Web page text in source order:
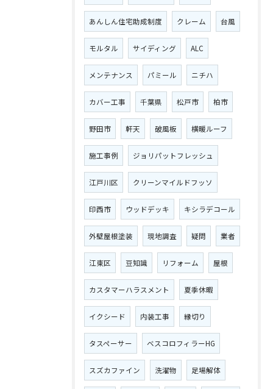
あんしん住宅助成制度 クレーム 台風
モルタル サイディング ALC
メンテナンス パミール ニチハ
カバー工事 千葉県 松戸市 柏市
野田市 軒天 破風板 横暖ルーフ
施工事例 ジョリパットフレッシュ
江戸川区 クリーンマイルドフッソ
印西市 ウッドデッキ キシラデコール
外壁屋根塗装 現地調査 疑問 業者
江東区 豆知識 リフォーム 屋根
カスタマーハラスメント 夏季休暇
イクシード 内装工事 縁切り
タスペーサー ベスコロフィラーHG
スズカファイン 洗濯物 足場解体